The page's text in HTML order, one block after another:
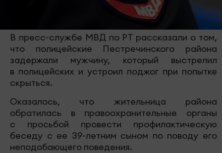
В пресс-службе МВД по РТ рассказали о том,
что полицейские Пестречинского района
задержали мужчину, который выстрелил
в полицейских и устроил поджог при попытке
скрыться.
Оказалось, что жительница района
обратилась в правоохранительные органы
с просьбой провести профилактическую
беседу с ее 39-летним сыном по поводу его
неподобающего поведения.